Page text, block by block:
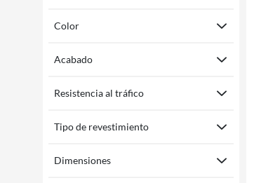
Color
Acabado
Resistencia al tráfico
Tipo de revestimiento
Dimensiones